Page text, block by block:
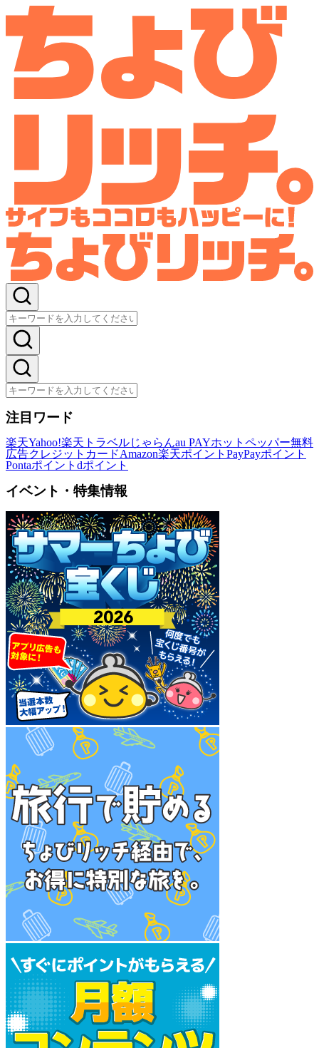
注目ワード
楽天Yahoo!楽天トラベルじゃらんau PAYホットペッパー無料
広告クレジットカードAmazon楽天ポイント PayPayポイント
Pontaポイント dポイント
イベント・特集情報